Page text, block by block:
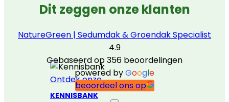
Ontdek onze
KENNISBANK
Dit zeggen onze klanten
NatureGreen | Sedumdak & Groendak Specialist
4.9
Gebaseerd op 356 beoordelingen
powered byGoogle
beoordeel ons op